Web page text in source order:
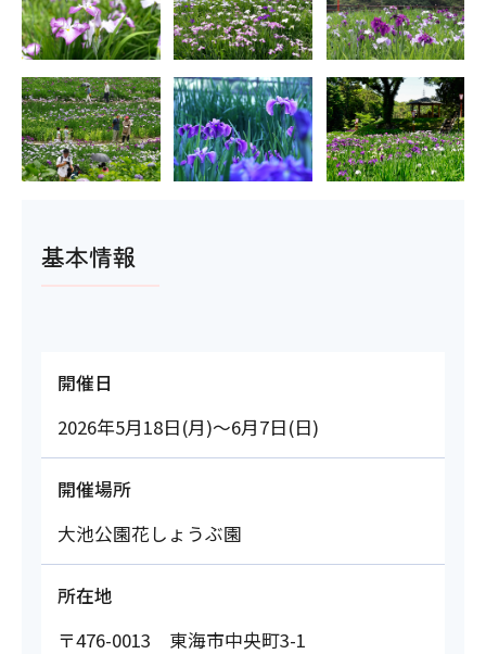
基本情報
開催日
2026年5月18日(月)～6月7日(日)
開催場所
大池公園花しょうぶ園
所在地
〒476-0013 東海市中央町3-1